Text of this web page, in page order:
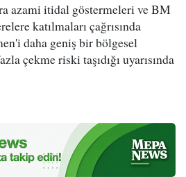
azami itidal göstermeleri ve BM
katılmaları çağrısında
daha geniş bir bölgesel
çekme riski taşıdığı uyarısında